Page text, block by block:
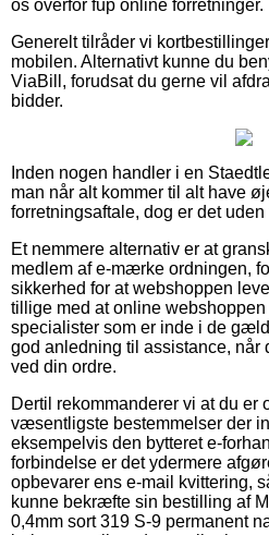
os overfor fup online forretninger.
Generelt tilråder vi
mobilen. Alternativt kunne du
ViaBill, forudsat du gerne vil
bidder.
Inden nogen handler i en
man når alt kommer til alt have
forretningsaftale, dog er det
Et nemmere alternativ er at
medlem af e-mærke ordningen,
sikkerhed for at webshoppen
tillige med at online
specialister som er inde i de
god anledning til assistance, når
ved din ordre.
Dertil rekommanderer vi at du er
væsentligste bestemmelser der
eksempelvis den bytteret e-
forbindelse er det ydermere
opbevarer ens e-mail kvittering,
kunne bekræfte sin bestilling af
0,4mm sort 319 S-9 permanent